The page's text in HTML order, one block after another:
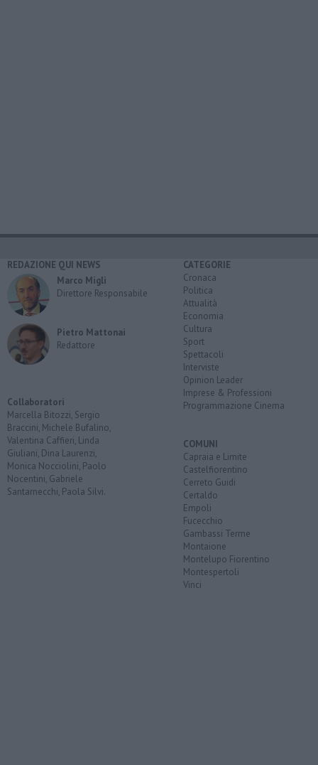
REDAZIONE QUI NEWS
Marco Migli
Direttore Responsabile
Pietro Mattonai
Redattore
Collaboratori
Marcella Bitozzi, Sergio
Braccini, Michele Bufalino,
Valentina Caffieri, Linda
Giuliani, Dina Laurenzi,
Monica Nocciolini, Paolo
Nocentini, Gabriele
Santarnecchi, Paola Silvi.
CATEGORIE
Cronaca
Politica
Attualità
Economia
Cultura
Sport
Spettacoli
Interviste
Opinion Leader
Imprese & Professioni
Programmazione Cinema
COMUNI
Capraia e Limite
Castelfiorentino
Cerreto Guidi
Certaldo
Empoli
Fucecchio
Gambassi Terme
Montaione
Montelupo Fiorentino
Montespertoli
Vinci